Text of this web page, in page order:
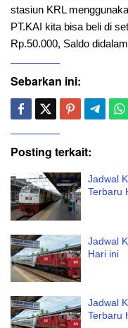
stasiun KRL
PT.KAI kita bisa beli di
Rp.50.000, Saldo
Sebarkan ini:
Posting terkait:
Jadwal
Terbaru
Jadwal
Hari ini
Jadwal
Terbaru